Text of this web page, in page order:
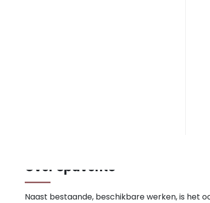
Over Spavento
Naast bestaande, beschikbare werken, is het